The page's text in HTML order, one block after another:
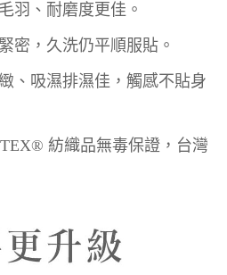
羽、耐磨度更佳。
密，久洗仍平順服貼。
、吸濕排濕佳，觸感不貼身
紡織品無毒保證，台灣